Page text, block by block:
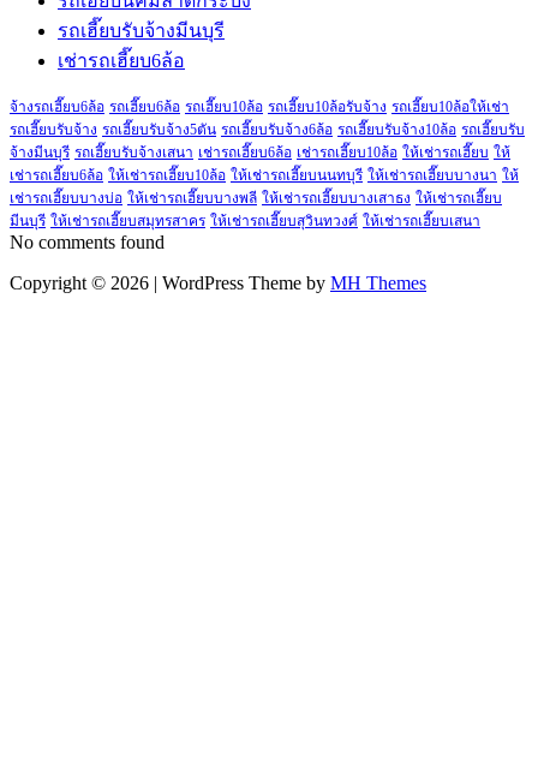
รถเฮี๊ยบรับจ้างมีนบุรี
เช่ารถเฮี๊ยบ6ล้อ
จ้างรถเฮี๊ยบ6ล้อ รถเฮี๊ยบ6ล้อ รถเฮี๊ยบ10ล้อ รถเฮี๊ยบ10ล้อรับจ้าง รถเฮี๊ยบ10ล้อให้เช่า
รถเฮี๊ยบรับจ้าง รถเฮี๊ยบรับจ้าง5ตัน รถเฮี๊ยบรับจ้าง6ล้อ รถเฮี๊ยบรับจ้าง10ล้อ รถเฮี๊ยบรับ
จ้างมีนบุรี รถเฮี๊ยบรับจ้างเสนา เช่ารถเฮี๊ยบ6ล้อ เช่ารถเฮี๊ยบ10ล้อ ให้เช่ารถเฮี๊ยบ ให้
เช่ารถเฮี๊ยบ6ล้อ ให้เช่ารถเฮี๊ยบ10ล้อ ให้เช่ารถเฮี๊ยบนนทบุรี ให้เช่ารถเฮี๊ยบบางนา ให้
เช่ารถเฮี๊ยบบางบ่อ ให้เช่ารถเฮี๊ยบบางพลี ให้เช่ารถเฮี๊ยบบางเสาธง ให้เช่ารถเฮี๊ยบ
มีนบุรี ให้เช่ารถเฮี๊ยบสมุทรสาคร ให้เช่ารถเฮี๊ยบสุวินทวงศ์ ให้เช่ารถเฮี๊ยบเสนา
No comments found
Copyright © 2026 | WordPress Theme by MH Themes